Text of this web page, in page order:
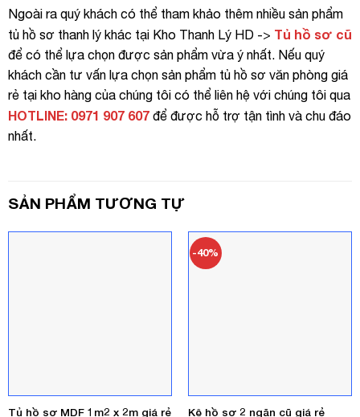
Ngoài ra quý khách có thể tham khảo thêm nhiều sản phẩm
tủ hồ sơ thanh lý khác tại Kho Thanh Lý HD -> Tủ hồ sơ cũ
để có thể lựa chọn được sản phẩm vừa ý nhất. Nếu quý
khách cần tư vấn lựa chọn sản phẩm tủ hồ sơ văn phòng giá
rẻ tại kho hàng của chúng tôi có thể liên hệ với chúng tôi qua
HOTLINE: 0971 907 607 để được hỗ trợ tận tình và chu đáo
nhất.
SẢN PHẨM TƯƠNG TỰ
Tủ hồ sơ MDF 1m2 x 2m giá rẻ
-40%
Kệ hồ sơ 2 ngăn cũ giá rẻ